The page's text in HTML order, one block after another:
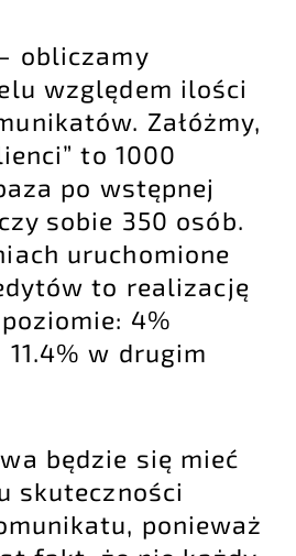
obliczamy
względem ilości
Załóżmy,
to 1000
po wstępnej
sobie 350 osób.
uruchomione
to realizację
4%
w drugim
będzie się mieć
skuteczności
ponieważ